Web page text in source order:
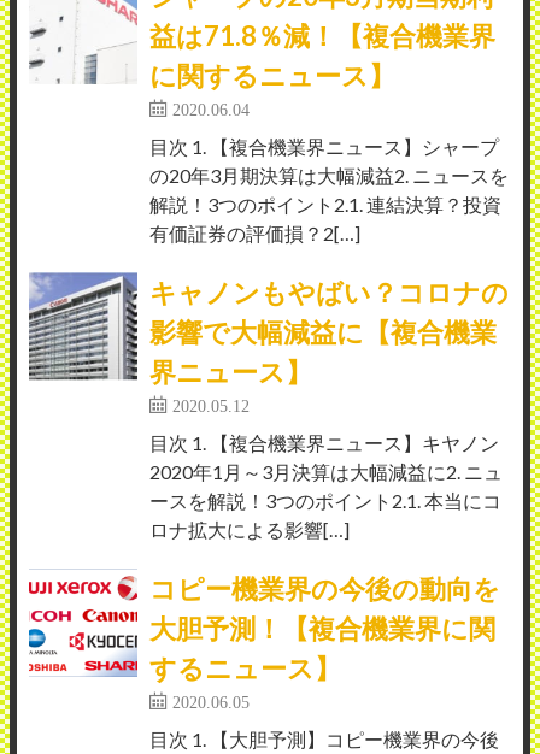
益は71.8％減！【複合機業界
に関するニュース】
2020.06.04
目次 1. 【複合機業界ニュース】シャープ
の20年3月期決算は大幅減益2. ニュースを
解説！3つのポイント2.1. 連結決算？投資
有価証券の評価損？2[…]
キャノンもやばい？コロナの
影響で大幅減益に【複合機業
界ニュース】
2020.05.12
目次 1. 【複合機業界ニュース】キヤノン
2020年1月～3月決算は大幅減益に2. ニュ
ースを解説！3つのポイント2.1. 本当にコ
ロナ拡大による影響[…]
コピー機業界の今後の動向を
大胆予測！【複合機業界に関
するニュース】
2020.06.05
目次 1. 【大胆予測】コピー機業界の今後